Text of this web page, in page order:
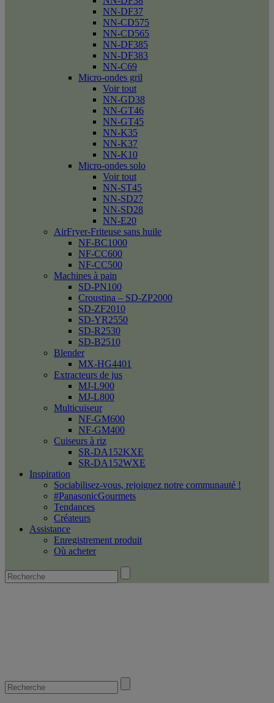
NN-DF37
NN-CD575
NN-CD565
NN-DF385
NN-DF383
NN-C69
Micro-ondes gril
Voir tout
NN-GD38
NN-GT46
NN-GT45
NN-K35
NN-K37
NN-K10
Micro-ondes solo
Voir tout
NN-ST45
NN-SD27
NN-SD28
NN-E20
AirFryer-Friteuse sans huile
NF-BC1000
NF-CC600
NF-CC500
Machines à pain
SD-PN100
Croustina – SD-ZP2000
SD-ZF2010
SD-YR2550
SD-R2530
SD-B2510
Blender
MX-HG4401
Extracteurs de jus
MJ-L900
MJ-L800
Multicuiseur
NF-GM600
NF-GM400
Cuiseurs à riz
SR-DA152KXE
SR-DA152WXE
Inspiration
Sociabilisez-vous, rejoignez notre communauté !
#PanasonicGourmets
Tendances
Créateurs
Assistance
Enregistrement produit
Où acheter